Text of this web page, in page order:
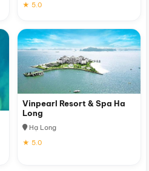
★ 5.0
Vinpearl Resort & Spa Ha
Long
Hạ Long
★ 5.0